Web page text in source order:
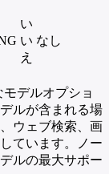
い
い
え
なし
デルオプショ
ルが含まれる場
ウェブ検索、画
ています。ノー
ルの最大サポー